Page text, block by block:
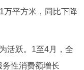
万平方米，同比下降
活跃。1至4月，全
性消费额增长